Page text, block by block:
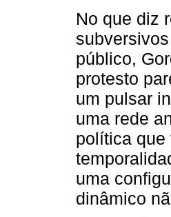
No que diz
público,
protesto
um pulsar
uma rede
política que
uma
dinâmico